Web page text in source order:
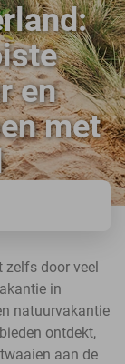
en
met
zelfs door veel
in
natuurvakantie
ontdekt,
aan de